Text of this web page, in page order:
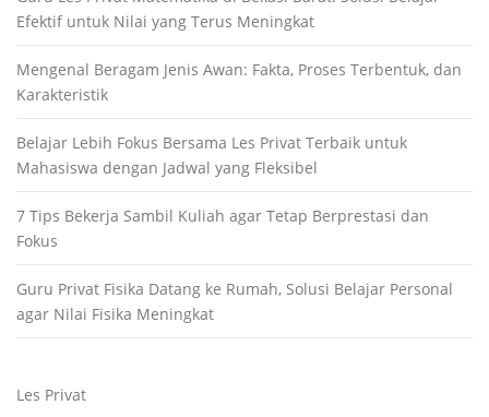
Efektif untuk Nilai yang Terus Meningkat
Mengenal Beragam Jenis Awan: Fakta, Proses Terbentuk, dan
Karakteristik
Belajar Lebih Fokus Bersama Les Privat Terbaik untuk
Mahasiswa dengan Jadwal yang Fleksibel
7 Tips Bekerja Sambil Kuliah agar Tetap Berprestasi dan
Fokus
Guru Privat Fisika Datang ke Rumah, Solusi Belajar Personal
agar Nilai Fisika Meningkat
Les Privat